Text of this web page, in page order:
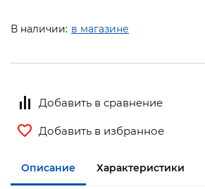
В наличии: в магазине
Добавить в сравнение
Добавить в избранное
Описание Характеристики